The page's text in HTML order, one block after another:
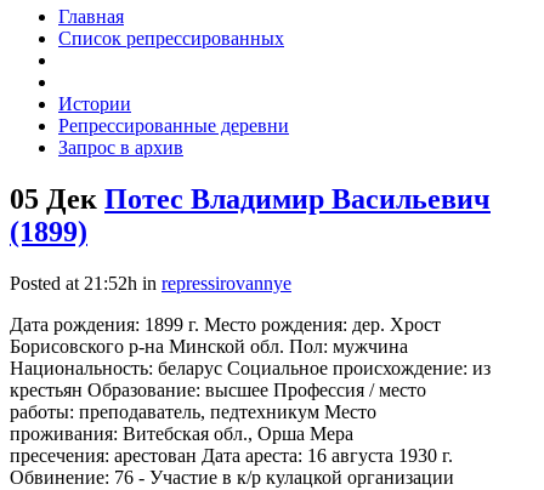
Главная
Список репрессированных
Истории
Репрессированные деревни
Запрос в архив
05 Дек Потес Владимир Васильевич
(1899)
Posted at 21:52h in repressirovannye
Дата рождения: 1899 г. Место рождения: дер. Хрост
Борисовского р-на Минской обл. Пол: мужчина
Национальность: беларус Социальное происхождение: из
крестьян Образование: высшее Профессия / место
работы: преподаватель, педтехникум Место
проживания: Витебская обл., Орша Мера
пресечения: арестован Дата ареста: 16 августа 1930 г.
Обвинение: 76 - Участие в к/р кулацкой организации